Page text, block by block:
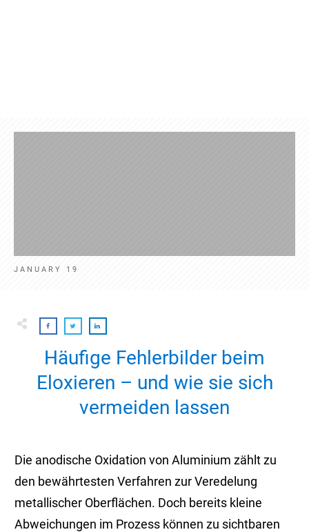
JANUARY 19
Häufige Fehlerbilder beim
Eloxieren – und wie sie sich
vermeiden lassen
Die anodische Oxidation von Aluminium zählt zu
den bewährtesten Verfahren zur Veredelung
metallischer Oberflächen. Doch bereits kleine
Abweichungen im Prozess können zu sichtbaren